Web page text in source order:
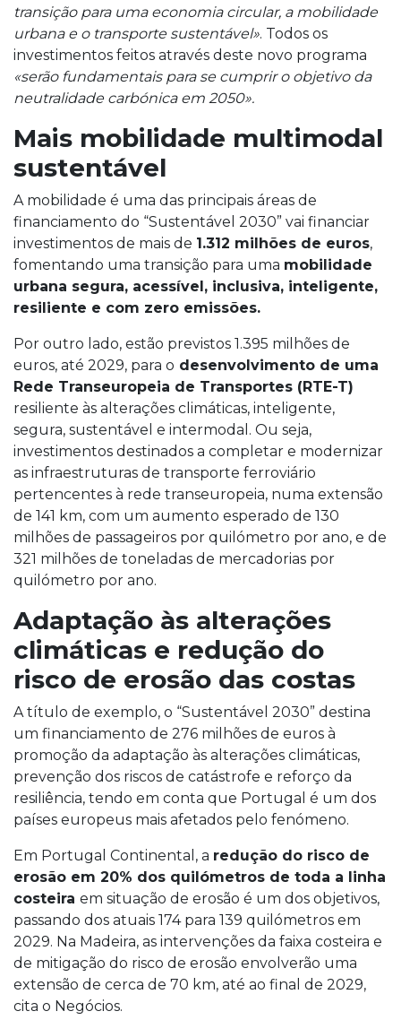
transição para uma economia circular, a mobilidade
urbana e o transporte sustentável». Todos os
investimentos feitos através deste novo programa
«serão fundamentais para se cumprir o objetivo da
neutralidade carbónica em 2050».
Mais mobilidade multimodal
sustentável
A mobilidade é uma das principais áreas de
financiamento do “Sustentável 2030” vai financiar
investimentos de mais de 1.312 milhões de euros,
fomentando uma transição para uma mobilidade
urbana segura, acessível, inclusiva, inteligente,
resiliente e com zero emissões.
Por outro lado, estão previstos 1.395 milhões de
euros, até 2029, para o desenvolvimento de uma
Rede Transeuropeia de Transportes (RTE-T)
resiliente às alterações climáticas, inteligente,
segura, sustentável e intermodal. Ou seja,
investimentos destinados a completar e modernizar
as infraestruturas de transporte ferroviário
pertencentes à rede transeuropeia, numa extensão
de 141 km, com um aumento esperado de 130
milhões de passageiros por quilómetro por ano, e de
321 milhões de toneladas de mercadorias por
quilómetro por ano.
Adaptação às alterações
climáticas e redução do
risco de erosão das costas
A título de exemplo, o “Sustentável 2030” destina
um financiamento de 276 milhões de euros à
promoção da adaptação às alterações climáticas,
prevenção dos riscos de catástrofe e reforço da
resiliência, tendo em conta que Portugal é um dos
países europeus mais afetados pelo fenómeno.
Em Portugal Continental, a redução do risco de
erosão em 20% dos quilómetros de toda a linha
costeira em situação de erosão é um dos objetivos,
passando dos atuais 174 para 139 quilómetros em
2029. Na Madeira, as intervenções da faixa costeira e
de mitigação do risco de erosão envolverão uma
extensão de cerca de 70 km, até ao final de 2029,
cita o Negócios.